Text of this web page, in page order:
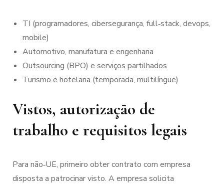
TI (programadores, cibersegurança, full‑stack, devops,
mobile)
Automotivo, manufatura e engenharia
Outsourcing (BPO) e serviços partilhados
Turismo e hotelaria (temporada, multilíngue)
Vistos, autorização de
trabalho e requisitos legais
Para não‑UE, primeiro obter contrato com empresa
disposta a patrocinar visto. A empresa solicita